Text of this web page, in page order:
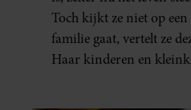
Toch kijkt ze niet op
familie gaat, vertelt ze
Haar kinderen en